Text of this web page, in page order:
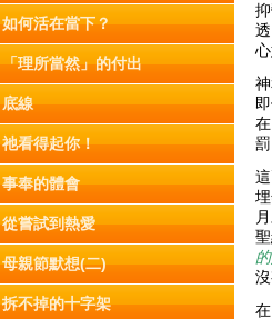
如何活在當下？
「理所當然」的付出
底線
祂看得起你！
事奉的體會
從嘗試到熱愛
母親節默想(二)
拆不掉的十字架